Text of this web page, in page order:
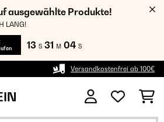
ausgewählte Produkte!
LANG!
13 S 31 M 04 S
Versandkostenfrei ab 100€